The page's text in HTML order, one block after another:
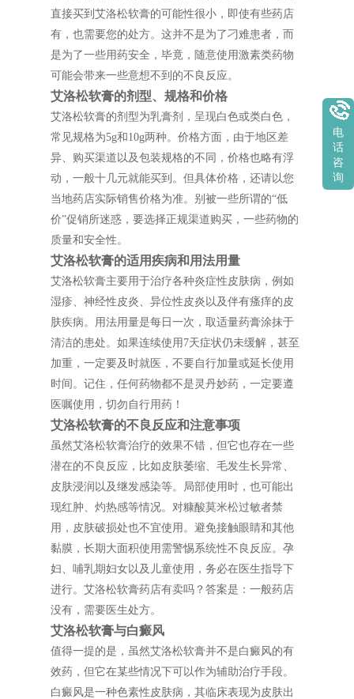
直接买到艾洛松软膏的可能性很小，即使有些药店
有，也需要您的处方。这并不是为了刁难患者，而
是为了一些用药安全，毕竟，随意使用激素类药物
可能会带来一些意想不到的不良反应。
艾洛松软膏的剂型、规格和价格
艾洛松软膏的剂型为乳膏剂，呈现白色或类白色，
常见规格为5g和10g两种。价格方面，由于地区差
异、购买渠道以及包装规格的不同，价格也略有浮
动，一般十几元就能买到。但具体价格，还请以您
当地药店实际销售价格为准。别被一些所谓的“低
价”促销所迷惑，要选择正规渠道购买，一些药物的
质量和安全性。
艾洛松软膏的适用疾病和用法用量
艾洛松软膏主要用于治疗各种炎症性皮肤病，例如
湿疹、神经性皮炎、异位性皮炎以及伴有瘙痒的皮
肤疾病。用法用量是每日一次，取适量药膏涂抹于
清洁的患处。如果连续使用7天症状仍未缓解，甚至
加重，一定要及时就医，不要自行加量或延长使用
时间。记住，任何药物都不是灵丹妙药，一定要遵
医嘱使用，切勿自行用药！
艾洛松软膏的不良反应和注意事项
虽然艾洛松软膏治疗的效果不错，但它也存在一些
潜在的不良反应，比如皮肤萎缩、毛发生长异常、
皮肤浸润以及继发感染等。局部使用时，也可能出
现红肿、灼热感等情况。对糠酸莫米松过敏者禁
用，皮肤破损处也不宜使用。避免接触眼睛和其他
黏膜，长期大面积使用需警惕系统性不良反应。孕
妇、哺乳期妇女以及儿童使用，务必在医生指导下
进行。艾洛松软膏药店有卖吗？答案是：一般药店
没有，需要医生处方。
艾洛松软膏与白癜风
值得一提的是，虽然艾洛松软膏并不是白癜风的有
效药，但它在某些情况下可以作为辅助治疗手段。
白癜风是一种色素性皮肤病，其临床表现为皮肤出
电
话
咨
询